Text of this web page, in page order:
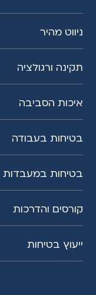
ניווט מהיר
תקינה ורגולציה
איכות הסביבה
בטיחות בעבודה
בטיחות במעבדות
קורסים והדרכות
ייעוץ בטיחות